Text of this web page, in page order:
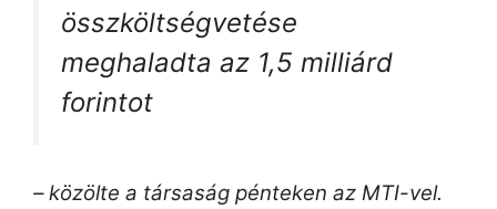
összköltségvetése
meghaladta az 1,5 milliárd
forintot
– közölte a társaság pénteken az MTI-vel.